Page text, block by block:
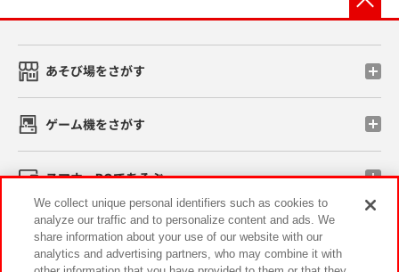
あそび場をさがす
ゲーム機をさがす
スマホ・PCであそぶ
イベント・キャンペーン
We collect unique personal identifiers such as cookies to
analyze our traffic and to personalize content and ads. We
share information about your use of our website with our
analytics and advertising partners, who may combine it with